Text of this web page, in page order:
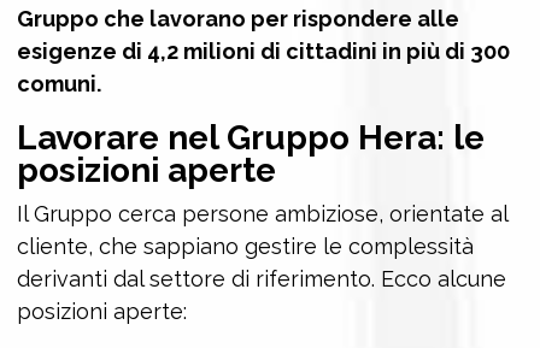
Gruppo che lavorano per rispondere alle
esigenze di 4,2 milioni di cittadini in più di 300
comuni.
Lavorare nel Gruppo Hera: le
posizioni aperte
Il Gruppo cerca persone ambiziose, orientate al
cliente, che sappiano gestire le complessità
derivanti dal settore di riferimento. Ecco alcune
posizioni aperte: